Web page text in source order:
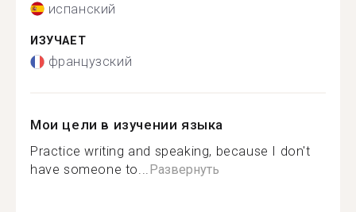
испанский
ИЗУЧАЕТ
французский
Мои цели в изучении языка
Practice writing and speaking, because I don't
have someone to...Развернуть